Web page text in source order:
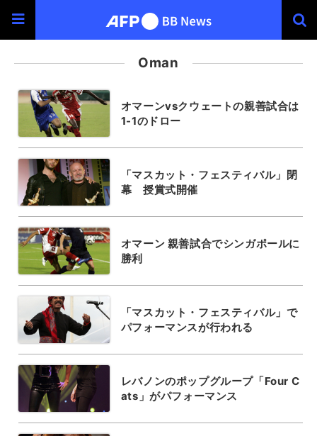
Oman
オマーンvsクウェートの親善試合は
1-1のドロー
「マスカット・フェスティバル」閉
幕 授賞式開催
オマーン 親善試合でシンガポールに
勝利
「マスカット・フェスティバル」で
パフォーマンスが行われる
レバノンのポップグループ「Four C
ats」がパフォーマンス